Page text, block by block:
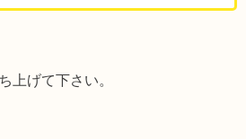
上げて下さい。